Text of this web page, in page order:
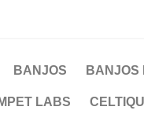
BANJOS BANJOS
LABS